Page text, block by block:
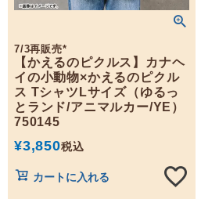
7/3再販売*
【かえるのピクルス】カナヘ
イの小動物×かえるのピクル
ス TシャツLサイズ（ゆるっ
とランド/アニマルカー/YE）
750145
¥3,850税込
カートに入れる